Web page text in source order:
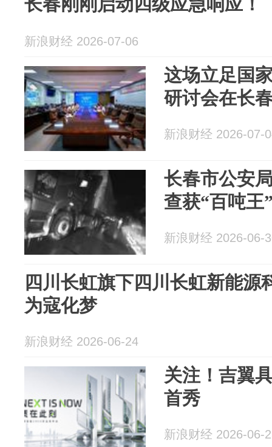
新浪财经 2026-07-06
这场立足国
研讨会在长
新浪财经 2026-07-
长春市公安
查获“百吨王
新浪财经 2026-06-
四川长虹旗下四川长虹新能源
为寇化梦
新浪财经 2026-06-24
关注！吉翼
首秀
新浪财经 2026-06-